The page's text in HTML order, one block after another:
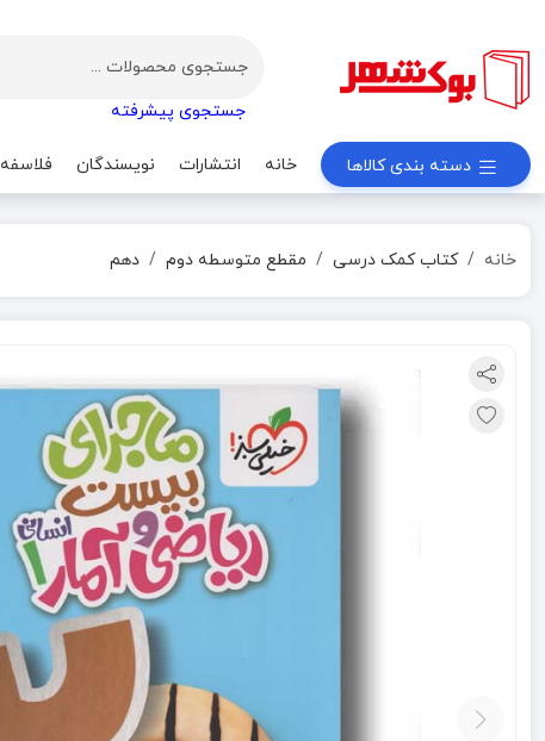
جستجوی پیشرفته
دسته بندی کالاها خانه انتشارات نویسندگان فلاسفه
خانه کتاب کمک درسی مقطع متوسطه دوم دهم